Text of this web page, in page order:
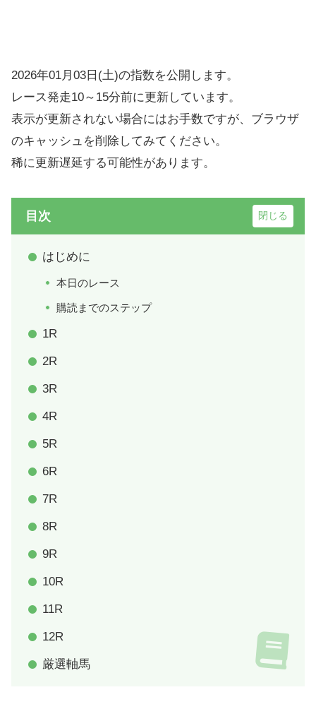
2026年01月03日(土)の指数を公開します。
レース発走10～15分前に更新しています。
表示が更新されない場合にはお手数ですが、ブラウザ
のキャッシュを削除してみてください。
稀に更新遅延する可能性があります。
目次
はじめに
本日のレース
購読までのステップ
1R
2R
3R
4R
5R
6R
7R
8R
9R
10R
11R
12R
厳選軸馬